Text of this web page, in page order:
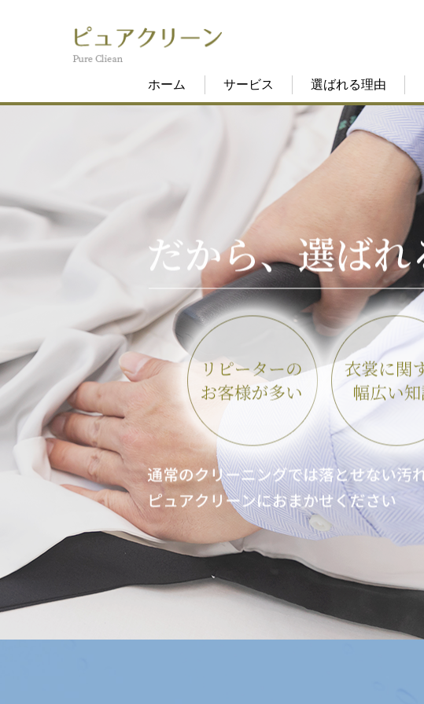
ホーム サービス 選ばれる理由